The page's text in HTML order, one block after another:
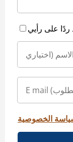
الخصوصية